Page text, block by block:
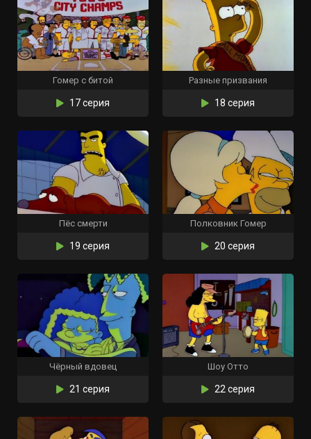
Гомер с битой
17 серия
Разные призвания
18 серия
Пёс смерти
19 серия
Полковник Гомер
20 серия
Чёрный вдовец
21 серия
Шоу Отто
22 серия